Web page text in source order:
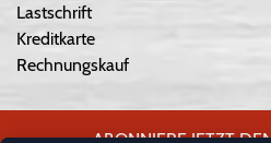
Lastschrift
Kreditkarte
Rechnungskauf
ABONNIERE JETZT